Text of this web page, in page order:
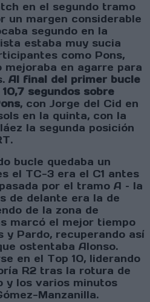
en el segundo tramo
un margen considerable
segundo en la
estaba muy sucia
como Pons,
mejoraba en agarre para
Al final del primer bucle
segundos sobre
, con Jorge del Cid en
en la quinta, con la
la segunda posición
bucle quedaba un
el TC-3 era el C1 antes
por el tramo A – la
de delante era la de
de la zona de
marcó el mejor tiempo
y Pardo, recuperando así
ostentaba Alonso.
en el Top 10, liderando
R2 tras la rotura de
y los varios minutos
Manzanilla.